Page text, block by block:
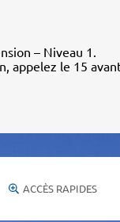
– Niveau 1.
appelez le 15
ACCÈS RAPIDES